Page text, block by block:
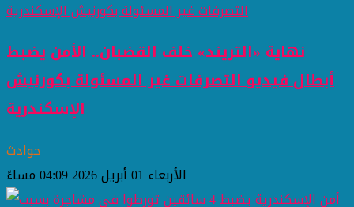
نهاية «التريند» خلف القضبان.. الأمن يضبط
أبطال فيديو التصرفات غير المسئولة بكورنيش
الإسكندرية
حوادث
الأربعاء 01 أبريل 2026 04:09 مساءً